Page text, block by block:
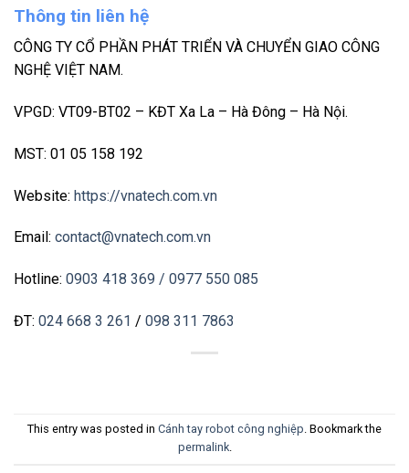
Thông tin liên hệ
CÔNG TY CỔ PHẦN PHÁT TRIỂN VÀ CHUYỂN GIAO CÔNG
NGHỆ VIỆT NAM.
VPGD: VT09-BT02 – KĐT Xa La – Hà Đông – Hà Nội.
MST: 01 05 158 192
Website: https://vnatech.com.vn
Email: contact@vnatech.com.vn
Hotline: 0903 418 369 / 0977 550 085
ĐT: 024 668 3 261 / 098 311 7863
This entry was posted in Cánh tay robot công nghiệp. Bookmark the
permalink.